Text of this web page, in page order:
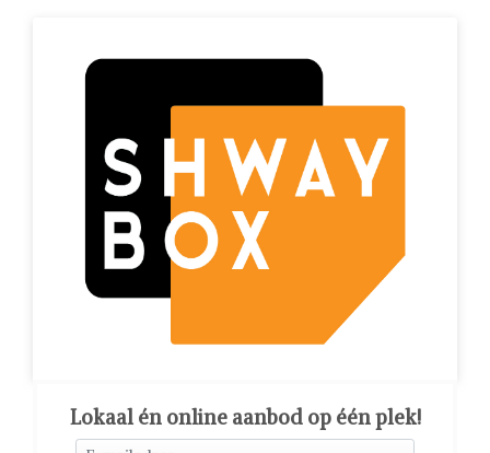
Lokaal én online aanbod op één plek!